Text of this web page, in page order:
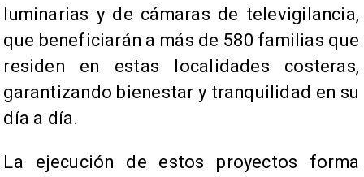
luminarias y de cámaras de televigilancia,
que beneficiarán a más de 580 familias que
residen en estas localidades costeras,
garantizando bienestar y tranquilidad en su
día a día.
La ejecución de estos proyectos forma